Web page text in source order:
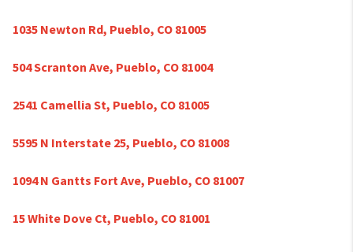
1035 Newton Rd, Pueblo, CO 81005
504 Scranton Ave, Pueblo, CO 81004
2541 Camellia St, Pueblo, CO 81005
5595 N Interstate 25, Pueblo, CO 81008
1094 N Gantts Fort Ave, Pueblo, CO 81007
15 White Dove Ct, Pueblo, CO 81001